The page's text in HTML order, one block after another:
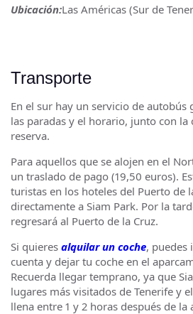
Ubicación:Las Américas (Sur de
Transporte
En el sur hay un servicio de
las paradas y el horario, junto con
reserva.
Para aquellos que se alojen en el
un traslado de pago (19,50 euros).
turistas en los hoteles del Puerto de
directamente a Siam Park. Por la
regresará al Puerto de la Cruz.
Si quieres alquilar un coche, puedes
cuenta y dejar tu coche en el
Recuerda llegar temprano, ya que
lugares más visitados de Tenerife y
llena entre 1 y 2 horas después de la